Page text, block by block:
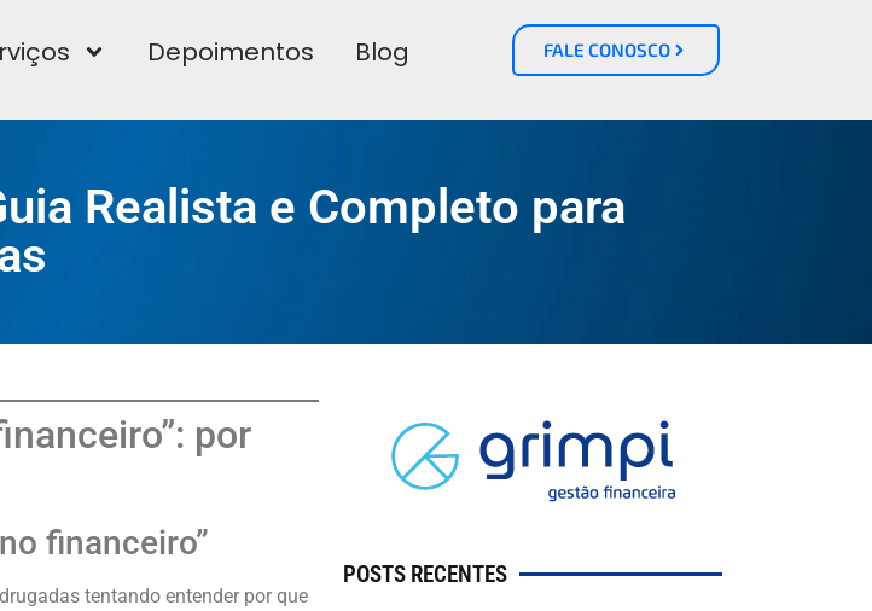
Depoimentos Blog FALE CONOSCO
Realista e Completo para
por
financeiro”
tentando entender por que
POSTS RECENTES